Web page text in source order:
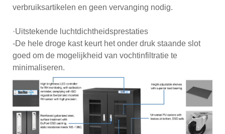
verbruiksartikelen en geen vervanging nodig.
·Uitstekende luchtdichtheidsprestaties
-De hele droge kast keurt het onder druk staande slot
goed om de mogelijkheid van vochtinfiltratie te
minimaliseren.